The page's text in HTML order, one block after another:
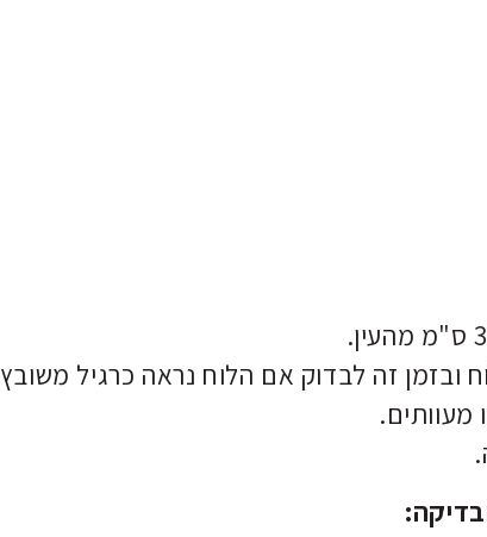
זה לבדוק אם הלוח נראה כרגיל משובץ
מעוותים.